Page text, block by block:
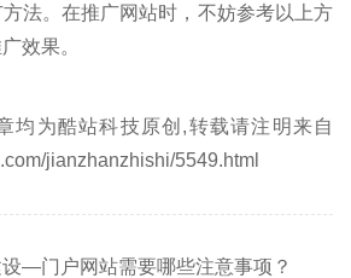
法。在推广网站时，不妨参考以上方
效果。
均为酷站科技原创,转载请注明来自
jianzhanzhishi/5549.html
设—门户网站需要哪些注意事项？